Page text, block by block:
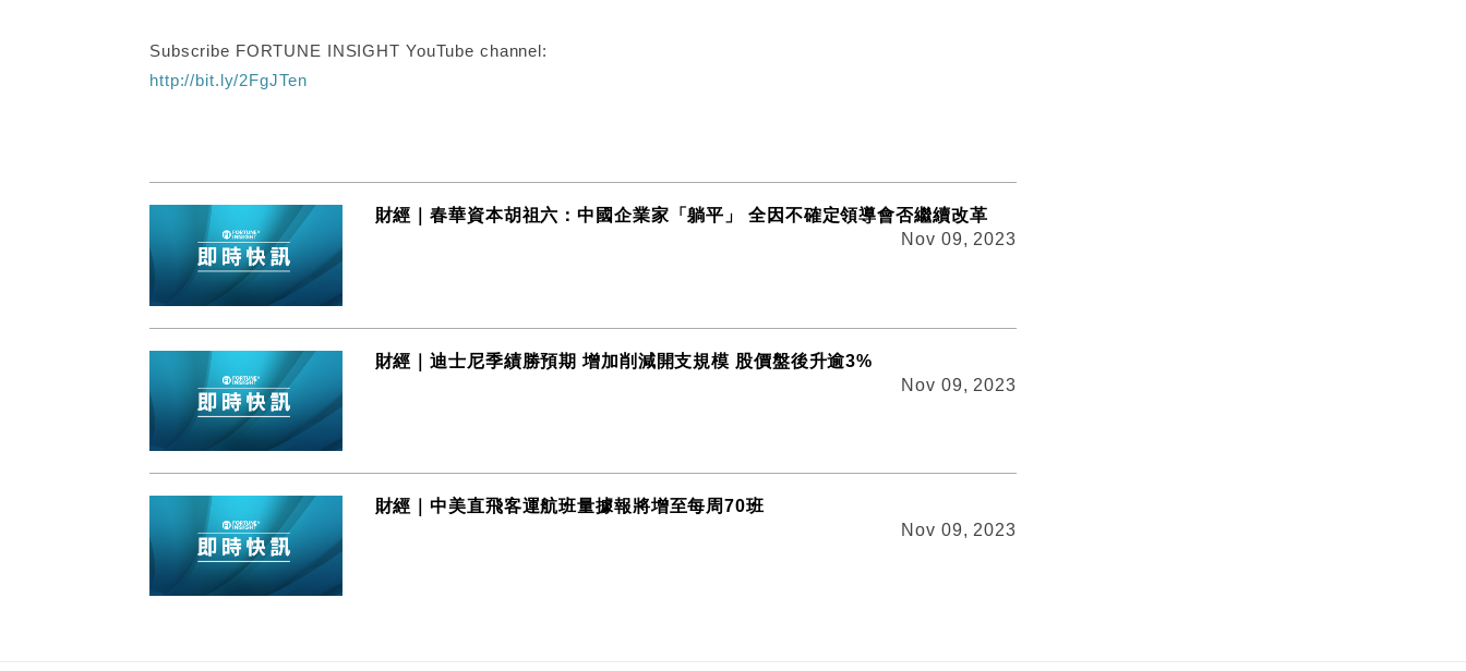
Subscribe FORTUNE INSIGHT YouTube channel:
http://bit.ly/2FgJTen
財經｜春華資本胡祖六：中國企業家「躺平」 全因不確定領導會否繼續改革
Nov 09, 2023
財經｜迪士尼季績勝預期 增加削減開支規模 股價盤後升逾3%
Nov 09, 2023
財經｜中美直飛客運航班量據報將增至每周70班
Nov 09, 2023